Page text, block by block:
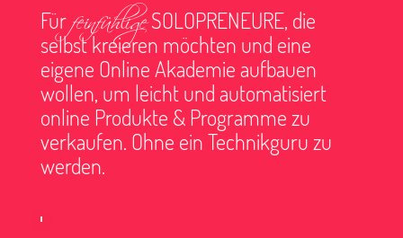
FürfeinfühligeSOLOPRENEURE, die
selbst kreieren möchten und eine
eigene Online Akademie aufbauen
wollen, um leicht und automatisiert
online Produkte & Programme zu
verkaufen. Ohne ein Technikguru zu
werden.